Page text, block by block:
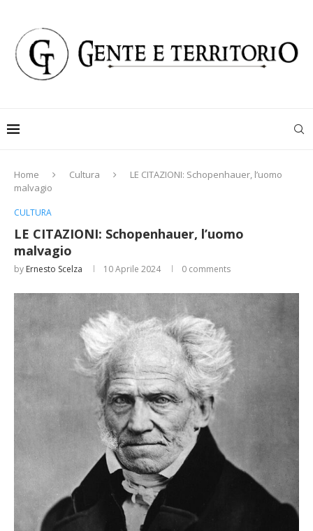
Home Cultura
LE CITAZIONI: Schopenhauer, l’uomo
malvagio
CULTURA
LE CITAZIONI: Schopenhauer, l’uomo
malvagio
by Ernesto Scelza 10 Aprile 2024 0 comments